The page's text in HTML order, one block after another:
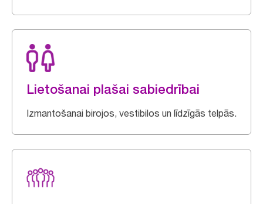
Lietošanai plašai sabiedrībai
Izmantošanai birojos, vestibilos un līdzīgās telpās.